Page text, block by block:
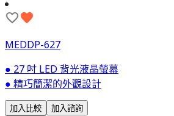
MEDDP-627
● 27 吋 LED 背光液晶螢幕
● 精巧簡潔的外觀設計
加入比較
加入諮詢